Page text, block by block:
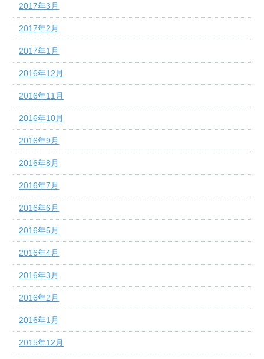
2017年3月
2017年2月
2017年1月
2016年12月
2016年11月
2016年10月
2016年9月
2016年8月
2016年7月
2016年6月
2016年5月
2016年4月
2016年3月
2016年2月
2016年1月
2015年12月